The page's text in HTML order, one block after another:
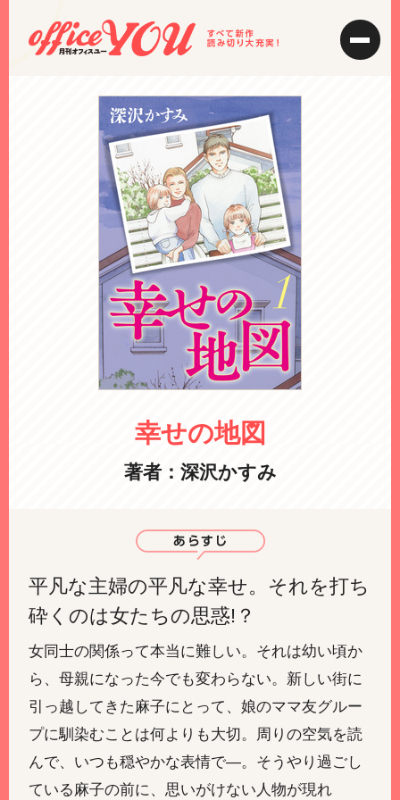
幸せの地図
著者：深沢かすみ
平凡な主婦の平凡な幸せ。それを打ち
砕くのは女たちの思惑!？
女同士の関係って本当に難しい。それは幼い頃か
ら、母親になった今でも変わらない。新しい街に
引っ越してきた麻子にとって、娘のママ友グルー
プに馴染むことは何よりも大切。周りの空気を読
んで、いつも穏やかな表情で―。そうやり過ごし
ている麻子の前に、思いがけない人物が現れ